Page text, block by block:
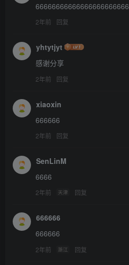
2年前 回复
yhtytjyt
感谢分享
2年前 回复
xiaoxin
666666
2年前 回复
SenLinM
6666
2年前 天津 回复
666666
666666
2年前 浙江 回复